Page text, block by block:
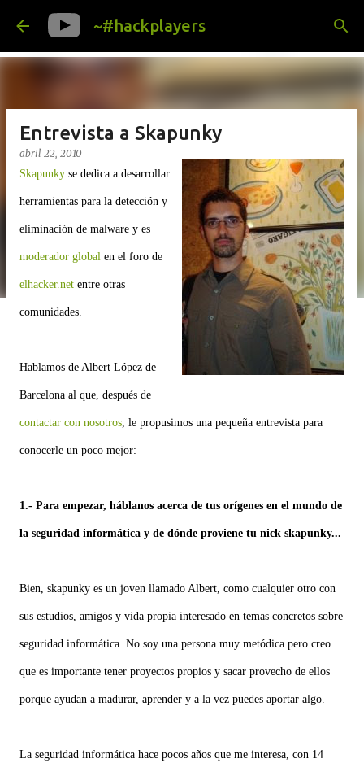
Ir al contenido principal
~#hackplayers
Entrevista a Skapunky
abril 22, 2010
Skapunky se dedica a desarrollar
herramientas para la detección y
eliminación de malware y es
moderador global en el foro de
elhacker.net entre otras
comunidades.
Hablamos de Albert López de
Barcelona al que, después de
contactar con nosotros, le propusimos una pequeña entrevista para
conocerle un poco mejor:
1.- Para empezar, háblanos acerca de tus orígenes en el mundo de
la seguridad informática y de dónde proviene tu nick skapunky...
Bien, skapunky es un joven llamado Albert, como cualquier otro con
sus estudios, amigos y vida propia interesado en temas concretos sobre
seguridad informática. No soy una persona muy metódica pero creo
que es importante tener proyectos propios y sacar provecho de ellos
porque ayudan a madurar, aprender y a la vez puedes aportar algo.
La seguridad informática hace pocos años que me interesa, con 14